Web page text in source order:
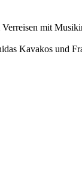
mit
Kavakos und